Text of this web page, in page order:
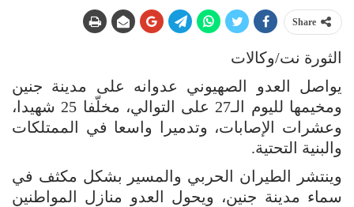
Share
الثورة نت/وكالات
يواصل العدو الصهيوني عدوانه على مدينة جنين
ومخيمها لليوم الـ27 على التوالي، مخلّفا 25 شهيدا،
وعشرات الإصابات، وتدميرا واسعا في الممتلكات
والبنية التحتية.
وينتشر الطيران الحربي والمسير بشكل مكثف في
سماء مدينة جنين، ويحول العدو منازل المواطنين